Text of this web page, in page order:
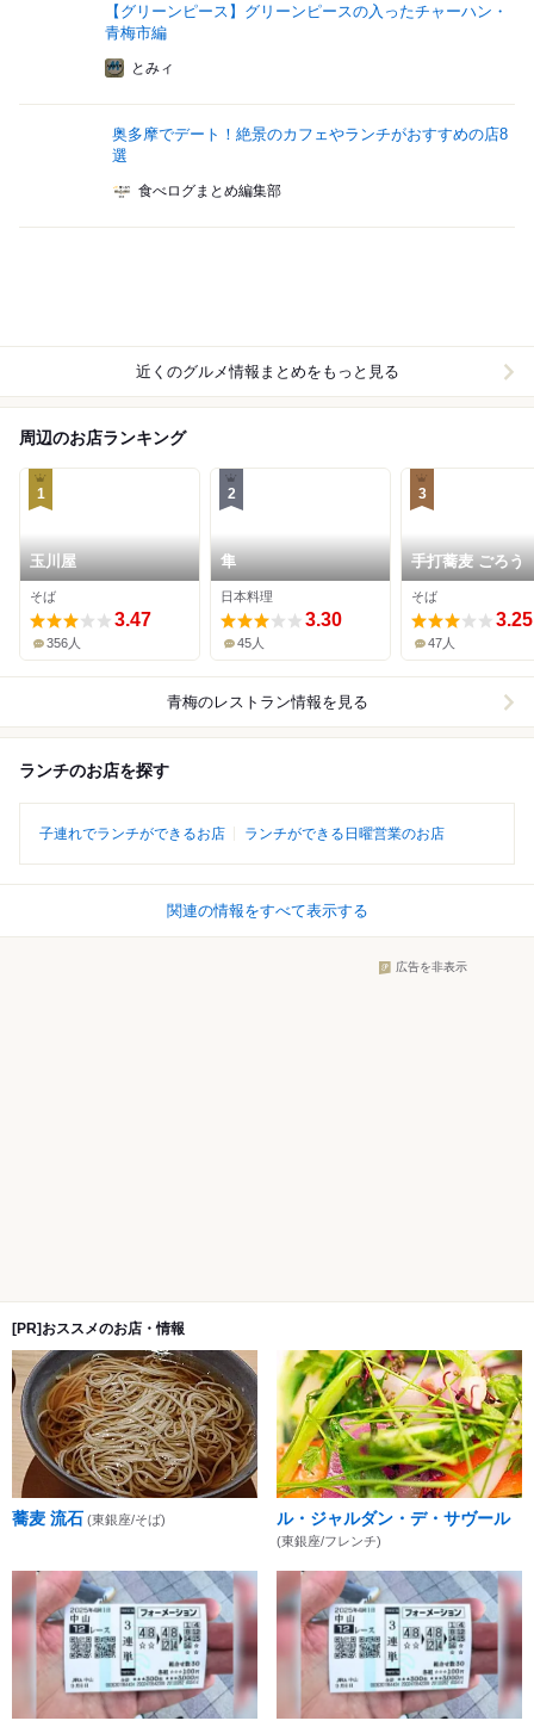
【グリーンピース】グリーンピースの入ったチャーハン・
青梅市編
とみィ
奥多摩でデート！絶景のカフェやランチがおすすめの店8
選
食べログまとめ編集部
近くのグルメ情報まとめをもっと見る
周辺のお店ランキング
1
玉川屋
そば
3.47
356人
2
隼
日本料理
3.30
45人
3
手打蕎麦 ごろう
そば
3.25
47人
青梅のレストラン情報を見る
ランチのお店を探す
子連れでランチができるお店 ランチができる日曜営業のお店
関連の情報をすべて表示する
広告を非表示
[PR]おススメのお店・情報
蕎麦 流石 (東銀座/そば) ル・ジャルダン・デ・サヴール
(東銀座/フレンチ)